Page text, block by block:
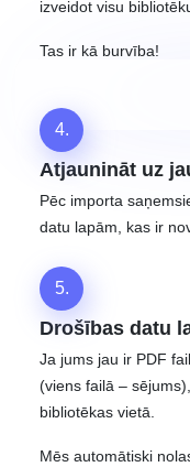
izveidot visu
Tas ir kā burvība!
4.
Atjaunināt uz
Pēc importa
datu lapām, kas ir
5.
Drošības datu
Ja jums jau ir PDF
(viens failā –
bibliotēkas vietā.
Mēs automātiski